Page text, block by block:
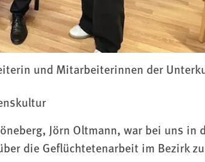
und Mitarbeiterinnen der
Jörn Oltmann, war bei uns
die Geflüchtetenarbeit im Bezirk